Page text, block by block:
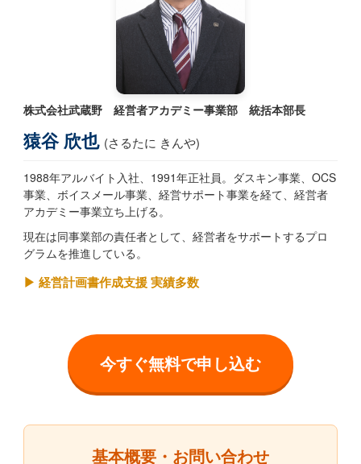
株式会社武蔵野 経営者アカデミー事業部 統括本部長
猿谷 欣也 (さるたに きんや)
1988年アルバイト入社、1991年正社員。ダスキン事業、OCS
事業、ボイスメール事業、経営サポート事業を経て、経営者
アカデミー事業立ち上げる。
現在は同事業部の責任者として、経営者をサポートするプロ
グラムを推進している。
▶ 経営計画書作成支援 実績多数
今すぐ無料で申し込む
基本概要・お問い合わせ